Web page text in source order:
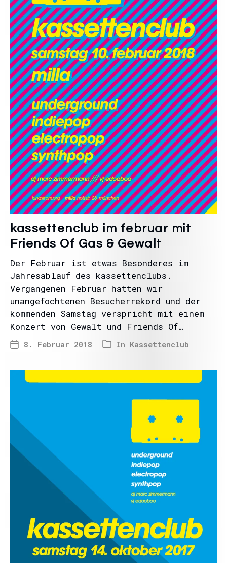
kassettenclub im februar mit
Friends Of Gas & Gewalt
Der Februar ist etwas Besonderes im
Jahresablauf des kassettenclubs.
Vergangenen Februar hatten wir
unangefochtenen Besucherrekord und der
kommenden Samstag verspricht mit einem
Konzert von Gewalt und Friends Of…
8. Februar 2018 In Kassettenclub